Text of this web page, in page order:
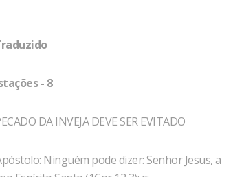
- 8
DA INVEJA DEVE SER EVITADO
Ninguém pode dizer: Senhor Jesus, a